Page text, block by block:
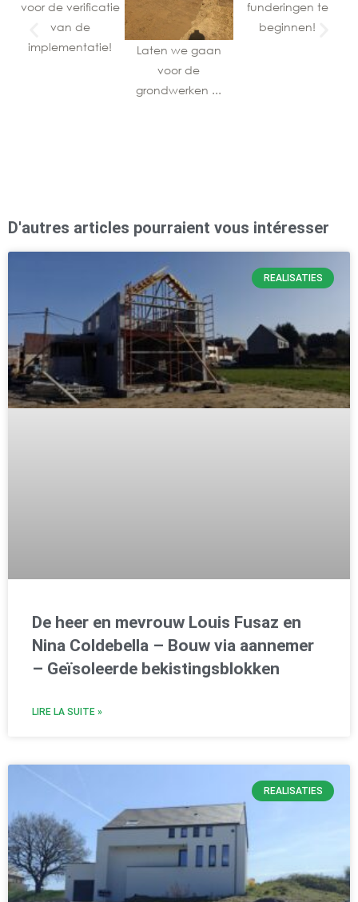
voor de verificatie
van de
implementatie!
Laten we gaan
voor de
grondwerken ...
funderingen te
beginnen!
D'autres articles pourraient vous intéresser
REALISATIES
De heer en mevrouw Louis Fusaz en
Nina Coldebella – Bouw via aannemer
– Geïsoleerde bekistingsblokken
LIRE LA SUITE »
REALISATIES